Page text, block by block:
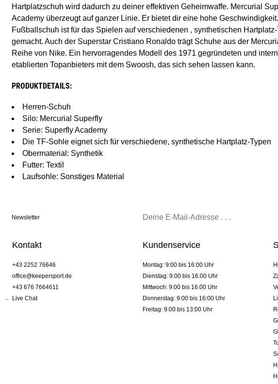
Hartplatzschuh wird dadurch zu deiner effektiven Geheimwaffe. Mercurial
Academy überzeugt auf ganzer Linie. Er bietet dir eine hohe
Fußballschuh ist für das Spielen auf verschiedenen , synthetischen
gemacht. Auch der Superstar Cristiano Ronaldo trägt Schuhe aus der
Reihe von Nike. Ein hervorragendes Modell des 1971 gegründeten und
etablierten Topanbieters mit dem Swoosh, das sich sehen lassen kann.
PRODUKTDETAILS:
Herren-Schuh
Silo: Mercurial Superfly
Serie: Superfly Academy
Die TF-Sohle eignet sich für verschiedene, synthetische Hartplatz-Typen
Obermaterial: Synthetik
Futter: Textil
Laufsohle: Sonstiges Material
Newsletter
Kontakt
+43 2252 76646
office@keepersport.de
+43 676 7664611
Live Chat
Kundenservice
Montag: 9:00 bis 16:00 Uhr
Dienstag: 9:00 bis 16:00 Uhr
Mittwoch: 9:00 bis 16:00 Uhr
Donnerstag: 9:00 bis 16:00 Uhr
Freitag: 9:00 bis 13:00 Uhr